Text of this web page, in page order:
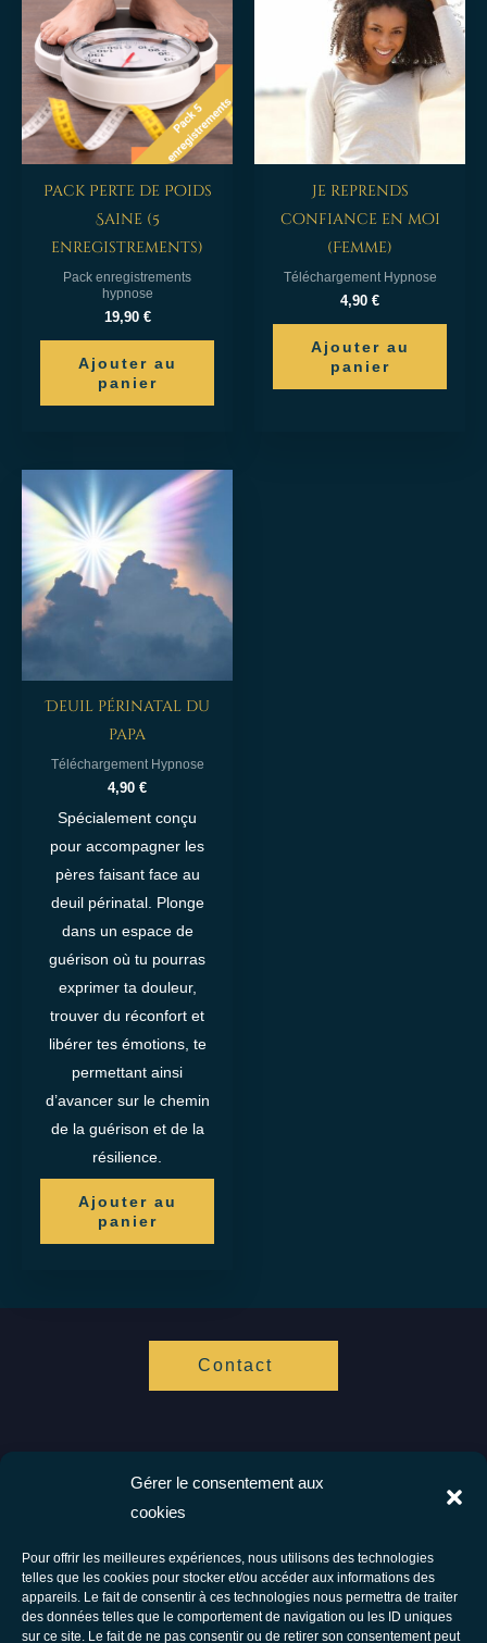
Gérer le consentement aux
cookies
Pour offrir les meilleures expériences, nous utilisons des technologies
telles que les cookies pour stocker et/ou accéder aux informations des
appareils. Le fait de consentir à ces technologies nous permettra de traiter
des données telles que le comportement de navigation ou les ID uniques
sur ce site. Le fait de ne pas consentir ou de retirer son consentement peut
Pack Perte de Poids
Saine (5
enregistrements)
Pack enregistrements
hypnose
19,90 €
Ajouter au
panier
Je reprends
confiance en moi
(Femme)
Téléchargement Hypnose
4,90 €
Ajouter au
panier
Deuil périnatal du
papa
Téléchargement Hypnose
4,90 €
Spécialement conçu
pour accompagner les
pères faisant face au
deuil périnatal. Plonge
dans un espace de
guérison où tu pourras
exprimer ta douleur,
trouver du réconfort et
libérer tes émotions, te
permettant ainsi
d’avancer sur le chemin
de la guérison et de la
résilience.
Ajouter au
panier
Contact
Ensemble vers votre bien être.
Facebook Instagram
Tous droits réservés © 2026 Vis Ta Vie Zen - Thérapie comportementale et